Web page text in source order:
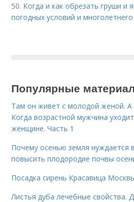
50. Когда и как обрезать груши и
погодных условий и
Популярные
Там он живет с молодой женой. А
Когда возрастной мужчина
женщине. Часть 1
Почему осенью земля нуждается
повысить плодородие почвы
Посадка сирень Красавица
Листья дуба лечебные свойства.